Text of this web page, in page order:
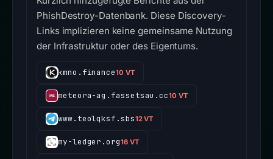
PhishDestroy-Datenbank. Diese Discovery-
Links implizieren keine gemeinsame Nutzung
der Infrastruktur oder des Eigentums.
kmno.finance10 VT
meteora-ag.fassetsau.cc10 VT
www.teolqksf.sbs12 VT
my-ledger.org16 VT